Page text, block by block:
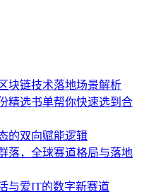
块链技术落地场景解析
精选书单帮你快速选到合
的双向赋能逻辑
落，全球赛道格局与落地
与爱IT的数字新赛道